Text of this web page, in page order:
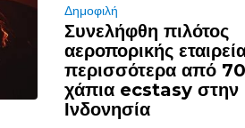
Δημοφιλή
Συνελήφθη πιλότος
αεροπορικής
περισσότερα από
χάπια ecstasy στην
Ινδονησία